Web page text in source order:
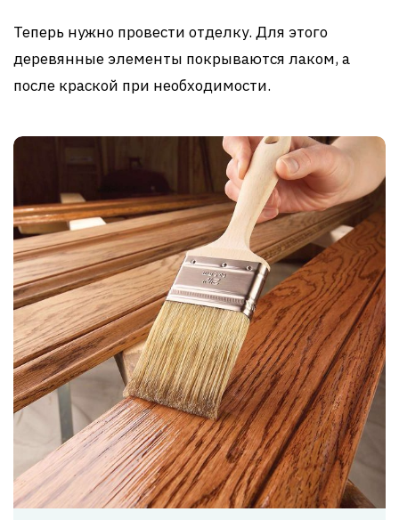
Теперь нужно провести отделку. Для этого
деревянные элементы покрываются лаком, а
после краской при необходимости.